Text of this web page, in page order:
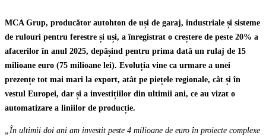
MCA Grup, producător autohton de uși de garaj, industriale și sisteme
de rulouri pentru ferestre și uși, a înregistrat o creștere de peste 20% a
afacerilor în anul 2025, depășind pentru prima dată un rulaj de 15
milioane euro (75 milioane lei). Evoluția vine ca urmare a unei
prezențe tot mai mari la export, atât pe piețele regionale, cât și în
vestul Europei, dar și a investițiilor din ultimii ani, ce au vizat o
automatizare a liniilor de producție.
„În ultimii doi ani am investit peste 4 milioane de euro în proiecte complexe